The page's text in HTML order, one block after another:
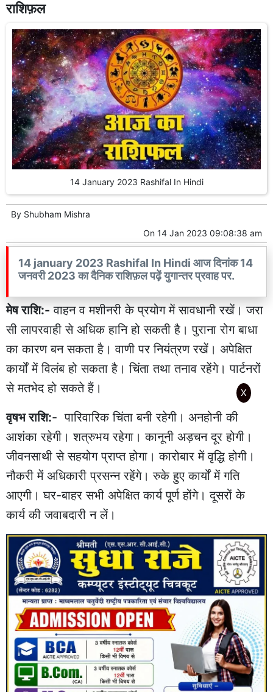
राशिफ़ल
14 January 2023 Rashifal In Hindi
By Shubham Mishra
On 14 Jan 2023 09:08:38 am
14 january 2023 Rashifal In Hindi आज दिनांक 14
जनवरी 2023 का दैनिक राशिफ़ल पढ़ें युगान्तर प्रवाह पर.
मेष राशि:- वाहन व मशीनरी के प्रयोग में सावधानी रखें। जरा
सी लापरवाही से अधिक हानि हो सकती है। पुराना रोग बाधा
का कारण बन सकता है। वाणी पर नियंत्रण रखें। अपेक्षित
कार्यों में विलंब हो सकता है। चिंता तथा तनाव रहेंगे। पार्टनरों
से मतभेद हो सकते हैं।
वृषभ राशि:- पारिवारिक चिंता बनी रहेगी। अनहोनी की
आशंका रहेगी। शत्रुभय रहेगा। कानूनी अड़चन दूर होगी।
जीवनसाथी से सहयोग प्राप्त होगा। कारोबार में वृद्धि होगी।
नौकरी में अधिकारी प्रसन्न रहेंगे। रुके हुए कार्यों में गति
आएगी। घर-बाहर सभी अपेक्षित कार्य पूर्ण होंगे। दूसरों के
कार्य की जवाबदारी न लें।
X